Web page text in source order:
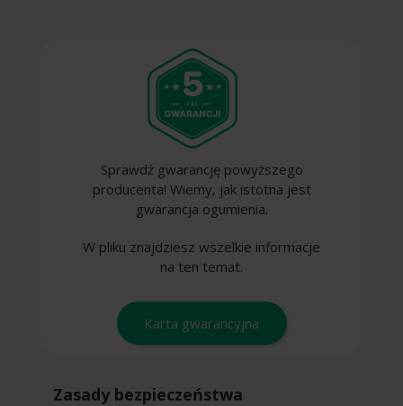
Sprawdź gwarancję powyższego
producenta! Wiemy, jak istotna jest
gwarancja ogumienia.
W pliku znajdziesz wszelkie informacje
na ten temat.
Karta gwarancyjna
Zasady bezpieczeństwa